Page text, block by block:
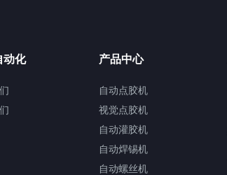
动化 产品中心
自动点胶机
视觉点胶机
自动灌胶机
自动焊锡机
自动螺丝机